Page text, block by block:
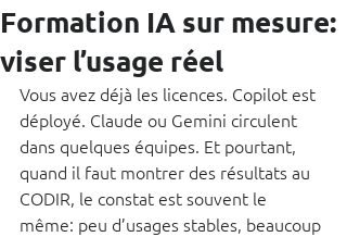
Formation IA sur mesure:
viser l’usage réel
Vous avez déjà les licences. Copilot est
déployé. Claude ou Gemini circulent
dans quelques équipes. Et pourtant,
quand il faut montrer des résultats au
CODIR, le constat est souvent le
même: peu d’usages stables, beaucoup